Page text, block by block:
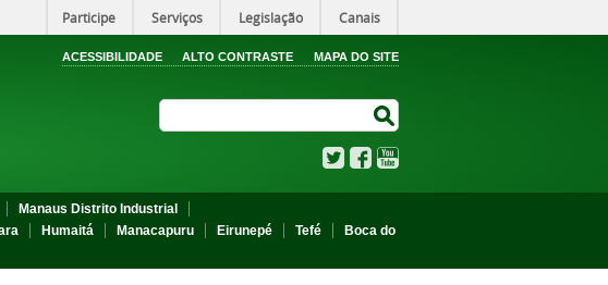
Participe Serviços Legislação Canais
ACESSIBILIDADE ALTO CONTRASTE MAPA DO SITE
TwitterFacebook
Manaus Distrito Industrial
Humaitá Manacapuru Eirunepé Tefé
Boca do